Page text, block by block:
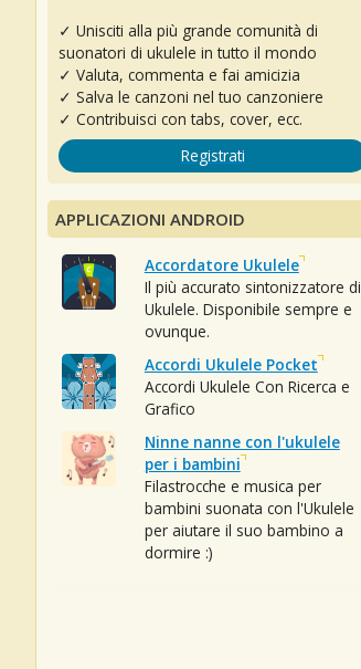
✓ Unisciti alla più grande comunità di
suonatori di ukulele in tutto il mondo
✓ Valuta, commenta e fai amicizia
✓ Salva le canzoni nel tuo canzoniere
✓ Contribuisci con tabs, cover, ecc.
Registrati
APPLICAZIONI ANDROID
Accordatore Ukulele
Il più accurato sintonizzatore di
Ukulele. Disponibile sempre e
ovunque.
Accordi Ukulele Pocket
Accordi Ukulele Con Ricerca e
Grafico
Ninne nanne con l'ukulele
per i bambini
Filastrocche e musica per
bambini suonata con l'Ukulele
per aiutare il suo bambino a
dormire :)